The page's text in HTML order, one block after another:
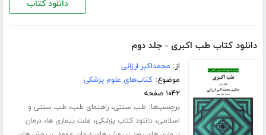
دانلود کتاب
دانلود کتاب طب اکبری - جلد دوم
از: محمداکبر ارزانی
موضوع:کتاب‌های علوم پزشکی
۱۰۴۲ صفحه
برچسب‌ها: طب سنتی،راهنمای طب، طب سنتی و
اسلامی،دانلود کتاب پزشکی، علت بیماری ها،درمان